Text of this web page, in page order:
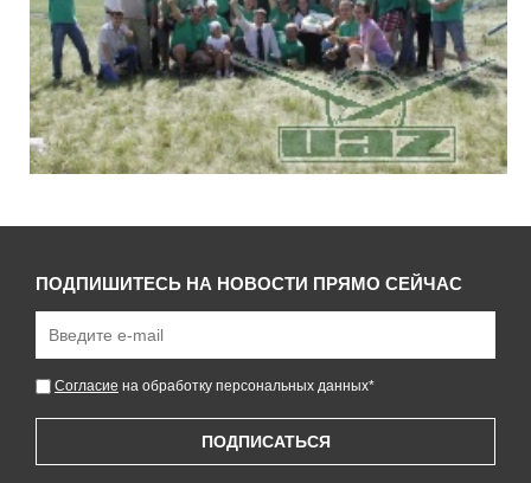
ПОДПИШИТЕСЬ НА НОВОСТИ ПРЯМО СЕЙЧАС
ПОДПИСАТЬСЯ
Согласие на обработку персональных данных*